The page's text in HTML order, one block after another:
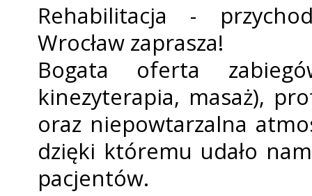
Rehabilitacja -
Wrocław zaprasza!
Bogata oferta
kinezyterapia, masaż),
oraz niepowtarzalna
dzięki któremu udało
pacjentów.